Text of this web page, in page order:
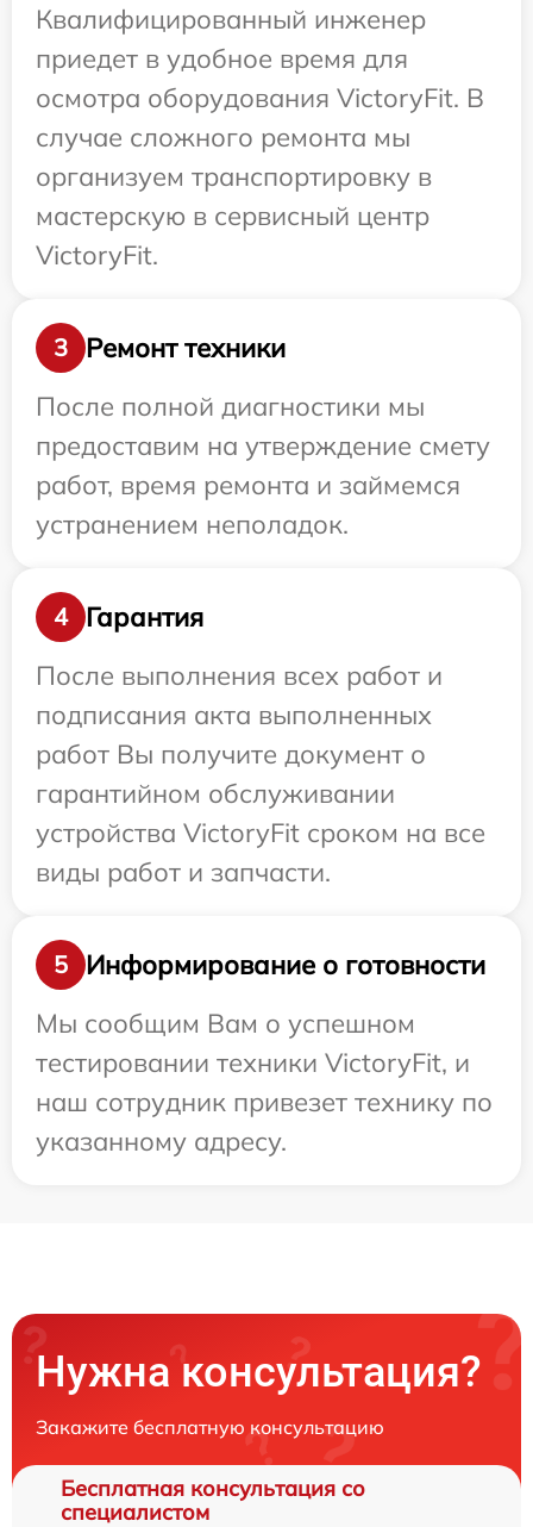
Квалифицированный инженер
приедет в удобное время для
осмотра оборудования VictoryFit. В
случае сложного ремонта мы
организуем транспортировку в
мастерскую в сервисный центр
VictoryFit.
3
Ремонт техники
После полной диагностики мы
предоставим на утверждение смету
работ, время ремонта и займемся
устранением неполадок.
4
Гарантия
После выполнения всех работ и
подписания акта выполненных
работ Вы получите документ о
гарантийном обслуживании
устройства VictoryFit сроком на все
виды работ и запчасти.
5
Информирование о готовности
Мы сообщим Вам о успешном
тестировании техники VictoryFit, и
наш сотрудник привезет технику по
указанному адресу.
Нужна консультация?
Закажите бесплатную консультацию
Бесплатная консультация со
специалистом